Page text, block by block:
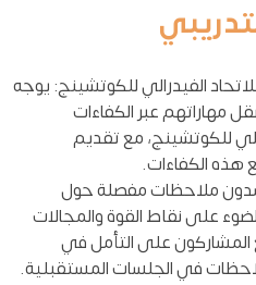
الفيدرالي للكوتشينج: يوجه
مهاراتهم عبر الكفاءات
للكوتشينج، مع تقديم
هذه الكفاءات.
ملاحظات مفصلة حول
على نقاط القوة والمجالات
على التأمل في
في الجلسات المستقبلية.